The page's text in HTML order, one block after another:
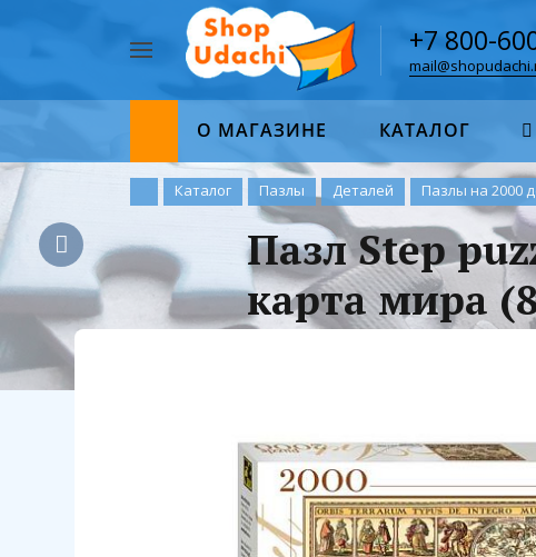
Найти
+7 800-
О МАГАЗИНЕ КАТАЛОГ
Каталог Пазлы Деталей Пазлы на 2000
Пазл Step
карта мира